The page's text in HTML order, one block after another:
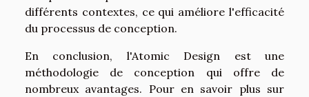
différents contextes, ce qui améliore l'efficacité
du processus de conception.
En conclusion, l'Atomic Design est une
méthodologie de conception qui offre de
nombreux avantages. Pour en savoir plus sur